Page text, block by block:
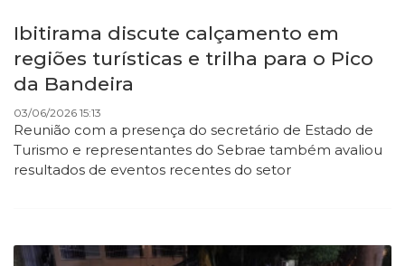
Ibitirama discute calçamento em
regiões turísticas e trilha para o Pico
da Bandeira
03/06/2026 15:13
Reunião com a presença do secretário de Estado de
Turismo e representantes do Sebrae também avaliou
resultados de eventos recentes do setor